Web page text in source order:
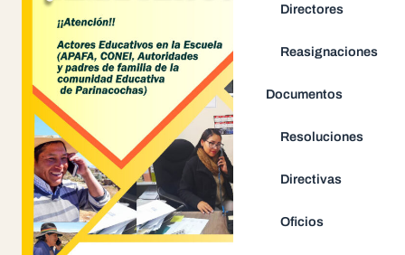
Directores
Reasignaciones
Documentos
Resoluciones
Directivas
Oficios